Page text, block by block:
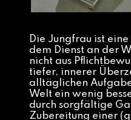
Die Jungfrau ist
dem Dienst an der
nicht aus
tiefer, innerer
alltäglichen
Welt ein wenig
durch sorgfältige
Zubereitung einer